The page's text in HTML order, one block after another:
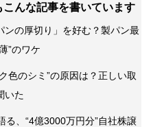
こんな記事を書いています
ンの厚切り」を好む？製パン最
”のワケ
色のシミ”の原因は？正しい取
いた
る、“4億3000万円分”自社株譲